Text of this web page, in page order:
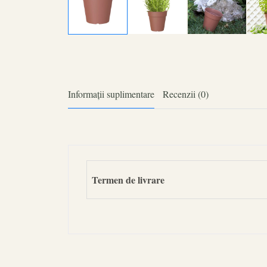
Informații suplimentare Recenzii (0)
Termen de livrare